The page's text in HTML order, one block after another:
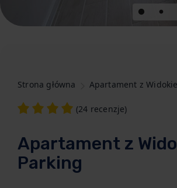
Strona główna Apartament z
(24 recenzje)
Apartament z
Parking